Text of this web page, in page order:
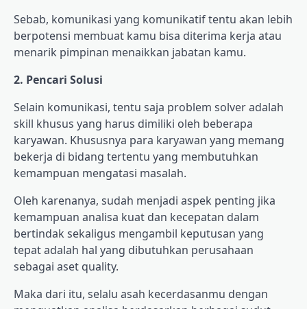
Sebab, komunikasi yang komunikatif tentu akan lebih
berpotensi membuat kamu bisa diterima kerja atau
menarik pimpinan menaikkan jabatan kamu.
2. Pencari Solusi
Selain komunikasi, tentu saja problem solver adalah
skill khusus yang harus dimiliki oleh beberapa
karyawan. Khususnya para karyawan yang memang
bekerja di bidang tertentu yang membutuhkan
kemampuan mengatasi masalah.
Oleh karenanya, sudah menjadi aspek penting jika
kemampuan analisa kuat dan kecepatan dalam
bertindak sekaligus mengambil keputusan yang
tepat adalah hal yang dibutuhkan perusahaan
sebagai aset quality.
Maka dari itu, selalu asah kecerdasanmu dengan